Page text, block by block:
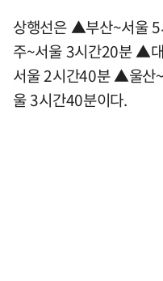
상행선은 ▲부산~서울
주~서울 3시간20분 ▲
서울 2시간40분 ▲울산
울 3시간40분이다.